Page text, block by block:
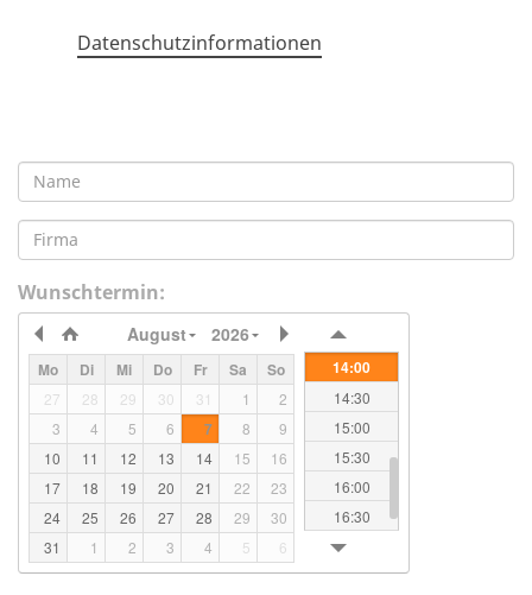
Datenschutzinformationen
Name
Firma
Wunschtermin
August 2026
Mo Di Mi Do Fr Sa So
27 28 29 30 31 1
2
3
4 5 6 7 8
9
10
11 12 13 14 15
16
17
18 19 20 21 22
23
24
25 26 27 28 29
30
31
1 2 3 4 5 6
10:30
11:30
13:00
13:30
14:00
14:30
15:00
15:30
16:00
16:30
17:00